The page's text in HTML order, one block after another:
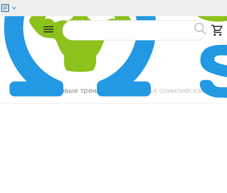
Силовые тренажеры Скамья олимпийская с
Меню Найти